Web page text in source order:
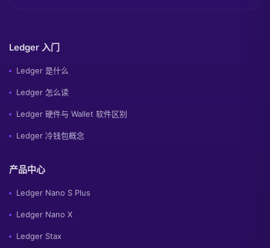
Ledger 入门
Ledger 是什么
Ledger 怎么读
Ledger 硬件与 Wallet 软件区别
Ledger 冷钱包概念
产品中心
Ledger Nano S Plus
Ledger Nano X
Ledger Stax